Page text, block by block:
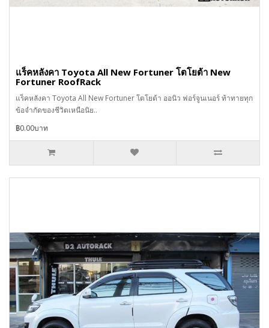
แร็คหลังคา Toyota All New Fortuner โตโยต้า New
Fortuner RoofRack
แร็คหลังคา Toyota All New Fortuner โตโยต้า ออนิว ฟอร์จูนเนอร์ ท้าทายทุก
ข้อจำกัดของชีวิตเหนือนิย..
฿0.00บาท